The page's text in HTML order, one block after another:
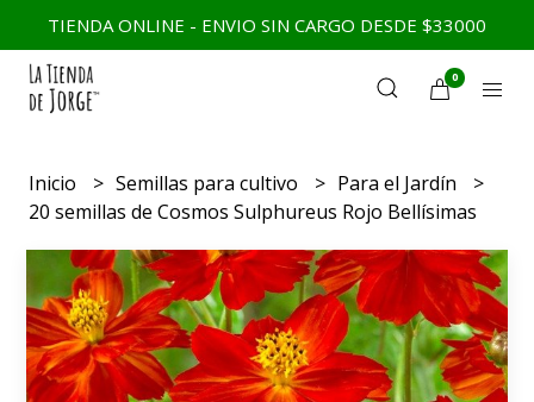
TIENDA ONLINE - ENVIO SIN CARGO DESDE $33000
0
Inicio Semillas para cultivo
Para el Jardín
20 semillas de Cosmos Sulphureus Rojo Bellísimas